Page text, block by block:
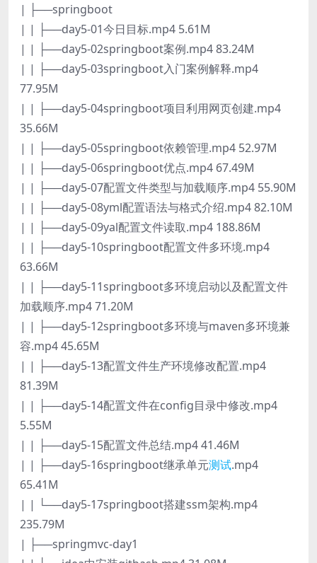
| ├──springboot
| | ├──day5-01今日目标.mp4 5.61M
| | ├──day5-02springboot案例.mp4 83.24M
| | ├──day5-03springboot入门案例解释.mp4
77.95M
| | ├──day5-04springboot项目利用网页创建.mp4
35.66M
| | ├──day5-05springboot依赖管理.mp4 52.97M
| | ├──day5-06springboot优点.mp4 67.49M
| | ├──day5-07配置文件类型与加载顺序.mp4 55.90M
| | ├──day5-08yml配置语法与格式介绍.mp4 82.10M
| | ├──day5-09yal配置文件读取.mp4 188.86M
| | ├──day5-10springboot配置文件多环境.mp4
63.66M
| | ├──day5-11springboot多环境启动以及配置文件
加载顺序.mp4 71.20M
| | ├──day5-12springboot多环境与maven多环境兼
容.mp4 45.65M
| | ├──day5-13配置文件生产环境修改配置.mp4
81.39M
| | ├──day5-14配置文件在config目录中修改.mp4
5.55M
| | ├──day5-15配置文件总结.mp4 41.46M
| | ├──day5-16springboot继承单元测试.mp4
65.41M
| | └──day5-17springboot搭建ssm架构.mp4
235.79M
| ├──springmvc-day1